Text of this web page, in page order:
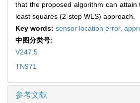
that the proposed algorithm can
least squares (2-step WLS) approach.
Key words: sensor location error,
中图分类号:
V247.5
TN971
参考文献